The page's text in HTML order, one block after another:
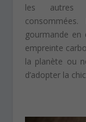
les autres
gourmande en
empreinte
la planète ou
d’adopter la